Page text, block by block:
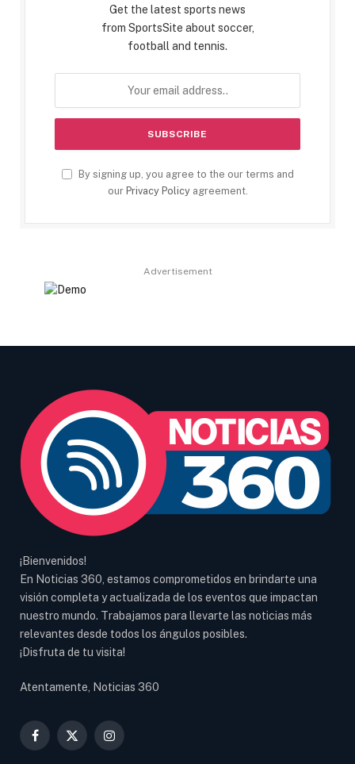
Get the latest sports news
from SportsSite about soccer,
football and tennis.
By signing up, you agree to the our terms and
our Privacy Policyagreement.
Advertisement
¡Bienvenidos!
En Noticias 360, estamos comprometidos en brindarte una
visión completa y actualizada de los eventos que impactan
nuestro mundo. Trabajamos para llevarte las noticias más
relevantes desde todos los ángulos posibles.
¡Disfruta de tu visita!
Atentamente, Noticias 360
Facebook
X
Instagram